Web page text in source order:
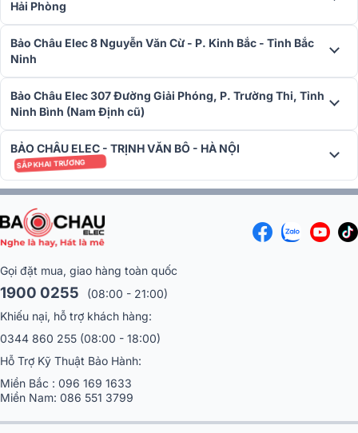
đình hoặc chuyên nghiệp. Công suất ổn định và chất âm sạch sẽ,
nâng tầm trải nghiệm karaoke.
=> Xem chi tiết:
3. Vang số BIK VK-R51
Vang sốBIK VK-R51 là hệ thống xử lý âm thanh 5.1 chuyên nghiệp,
tạo hiệu ứng âm vòm sống động cho karaoke và nghe nhạc. Dải tần
đáp ứng rộng, tái tạo toàn bộ âm thanh từ trầm đến bổng chân
thực. Độ méo hài tổng thấp 0,05% đảm bảo âm thanh trong trẻo,
sạch sẽ.
Tỷ lệ tín hiệu trên nhiễu cao giúp loại bỏ tạp âm hiệu quả. Hỗ trợ
Hải Phòng
Bảo Châu Elec 8 Nguyễn Văn Cừ - P. Kinh Bắc - Tỉnh Bắc
Ninh
Bảo Châu Elec 307 Đường Giải Phóng, P. Trường Thi, Tỉnh
Ninh Bình (Nam Định cũ)
BẢO CHÂU ELEC - TRỊNH VĂN BÔ - HÀ NỘI
SẮP KHAI TRƯƠNG
Gọi đặt mua, giao hàng toàn quốc
1900 0255
(08:00 - 21:00)
Khiếu nại, hỗ trợ khách hàng:
0344 860 255 (08:00 - 18:00)
Hỗ Trợ Kỹ Thuật Bảo Hành:
Miền Bắc : 096 169 1633
Miền Nam: 086 551 3799